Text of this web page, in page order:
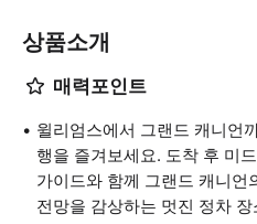
상품소개
매력포인트
윌리엄스에서 그랜드 캐니언
행을 즐겨보세요. 도착 후 미
가이드와 함께 그랜드 캐니언
전망을 감상하는 멋진 정차